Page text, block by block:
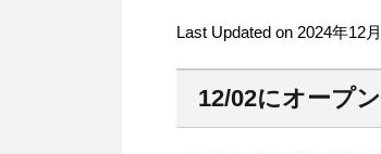
Last Updated on 2024年12
12/02にオープ